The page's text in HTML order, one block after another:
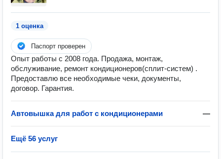
1 оценка
Паспорт проверен
Опыт работы с 2008 года. Продажа, монтаж,
обслуживание, ремонт кондиционеров(сплит-систем) .
Предоставлю все необходимые чеки, документы,
договор. Гарантия.
Автовышка для работ с кондиционерами —
Ещё 56 услуг